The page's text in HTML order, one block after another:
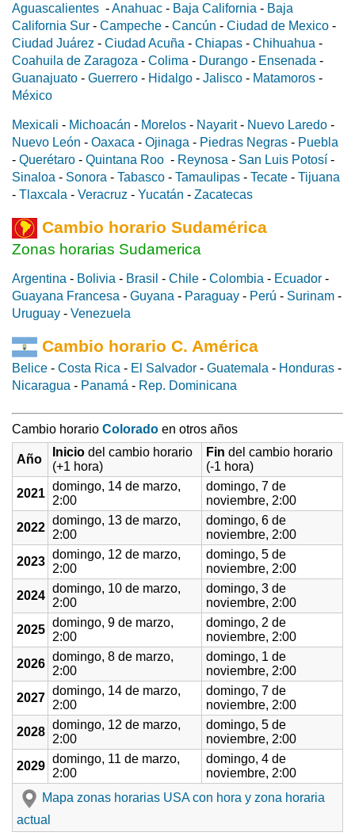
Aguascalientes -Anahuac - Baja California - Baja
California Sur - Campeche - Cancún - Ciudad de Mexico -
Ciudad Juárez - Ciudad Acuña - Chiapas - Chihuahua -
Coahuila de Zaragoza - Colima - Durango - Ensenada -
Guanajuato - Guerrero - Hidalgo - Jalisco - Matamoros -
México
Mexicali - Michoacán - Morelos - Nayarit- Nuevo Laredo -
Nuevo León - Oaxaca - Ojinaga - Piedras Negras - Puebla
- Querétaro - Quintana Roo - Reynosa - San Luis Potosí -
Sinaloa - Sonora - Tabasco - Tamaulipas - Tecate - Tijuana
- Tlaxcala - Veracruz - Yucatán - Zacatecas
Cambio horario Sudamérica
Zonas horarias Sudamerica
Argentina - Bolivia - Brasil - Chile - Colombia - Ecuador -
Guayana Francesa - Guyana - Paraguay - Perú - Surinam -
Uruguay - Venezuela
Cambio horario C. América
Belice - Costa Rica - El Salvador - Guatemala - Honduras -
Nicaragua - Panamá - Rep. Dominicana
Cambio horario Colorado en otros años
Año
Inicio del cambio horario
(+1 hora)
Fin del cambio horario
(-1 hora)
2021
domingo, 14 de marzo,
2:00
domingo, 7 de
noviembre, 2:00
2022
domingo, 13 de marzo,
2:00
domingo, 6 de
noviembre, 2:00
2023
domingo, 12 de marzo,
2:00
domingo, 5 de
noviembre, 2:00
2024
domingo, 10 de marzo,
2:00
domingo, 3 de
noviembre, 2:00
2025
domingo, 9 de marzo,
2:00
domingo, 2 de
noviembre, 2:00
2026
domingo, 8 de marzo,
2:00
domingo, 1 de
noviembre, 2:00
2027
domingo, 14 de marzo,
2:00
domingo, 7 de
noviembre, 2:00
2028
domingo, 12 de marzo,
2:00
domingo, 5 de
noviembre, 2:00
2029
domingo, 11 de marzo,
2:00
domingo, 4 de
noviembre, 2:00
Mapa zonas horarias USA con hora y zona horaria
actual